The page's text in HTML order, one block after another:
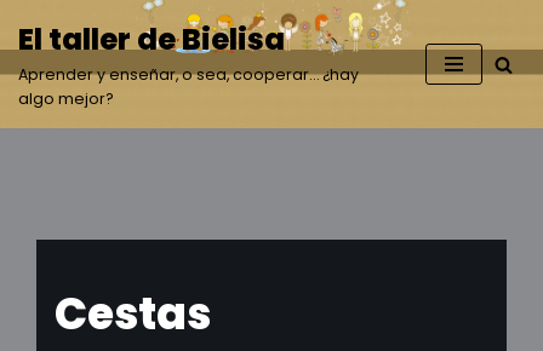
Saltar
al
contenido
El taller de Bielisa
Aprender y enseñar, o sea, cooperar… ¿hay
algo mejor?
Cestas